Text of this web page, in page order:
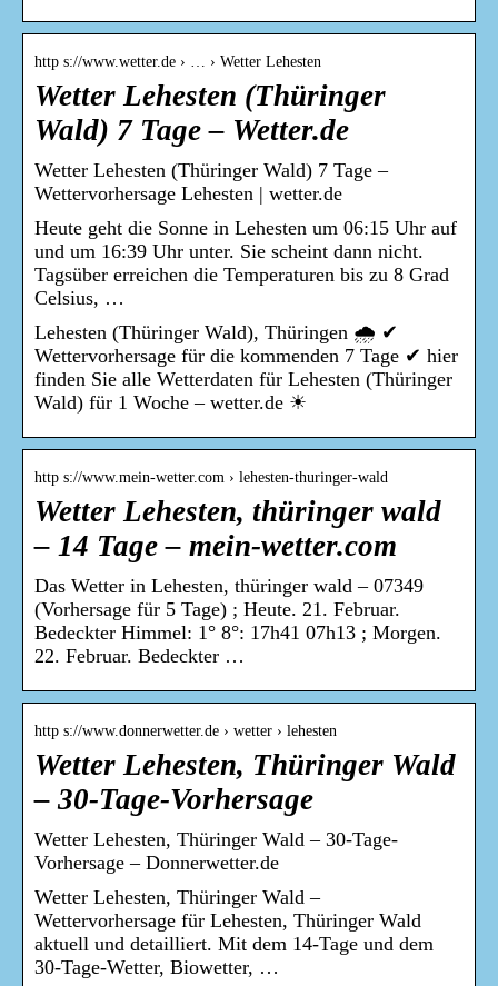
http s://www.wetter.de › … › Wetter Lehesten
Wetter Lehesten (Thüringer
Wald) 7 Tage – Wetter.de
Wetter Lehesten (Thüringer Wald) 7 Tage –
Wettervorhersage Lehesten | wetter.de
Heute geht die Sonne in Lehesten um 06:15 Uhr auf
und um 16:39 Uhr unter. Sie scheint dann nicht.
Tagsüber erreichen die Temperaturen bis zu 8 Grad
Celsius, …
Lehesten (Thüringer Wald), Thüringen 🌧️ ✔
Wettervorhersage für die kommenden 7 Tage ✔ hier
finden Sie alle Wetterdaten für Lehesten (Thüringer
Wald) für 1 Woche – wetter.de ☀
http s://www.mein-wetter.com › lehesten-thuringer-wald
Wetter Lehesten, thüringer wald
– 14 Tage – mein-wetter.com
Das Wetter in Lehesten, thüringer wald – 07349
(Vorhersage für 5 Tage) ; Heute. 21. Februar.
Bedeckter Himmel: 1° 8°: 17h41 07h13 ; Morgen.
22. Februar. Bedeckter …
http s://www.donnerwetter.de › wetter › lehesten
Wetter Lehesten, Thüringer Wald
– 30-Tage-Vorhersage
Wetter Lehesten, Thüringer Wald – 30-Tage-
Vorhersage – Donnerwetter.de
Wetter Lehesten, Thüringer Wald –
Wettervorhersage für Lehesten, Thüringer Wald
aktuell und detailliert. Mit dem 14-Tage und dem
30-Tage-Wetter, Biowetter, …